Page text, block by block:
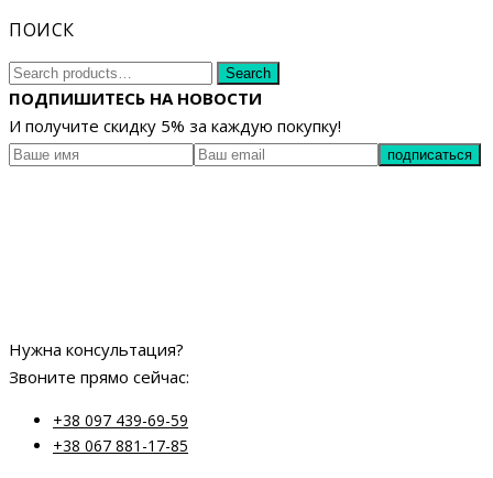
ПОИСК
Search
for:
Search
ПОДПИШИТЕСЬ НА НОВОСТИ
И получите скидку 5% за каждую покупку!
Нужна консультация?
Звоните прямо сейчас:
+38 097 439-69-59
+38 067 881-17-85